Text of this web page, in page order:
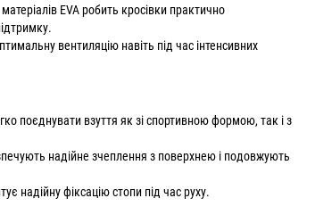
EVA робить кросівки практично
вентиляцію навіть під час інтенсивних
поєднувати взуття як зі спортивною формою, так і з
надійне зчеплення з поверхнею і подовжують
надійну фіксацію стопи під час руху.